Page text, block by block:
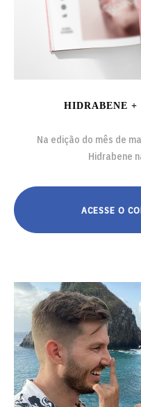
HIDRABENE
Na edição do mês de
Hidrabene
ACESSE O